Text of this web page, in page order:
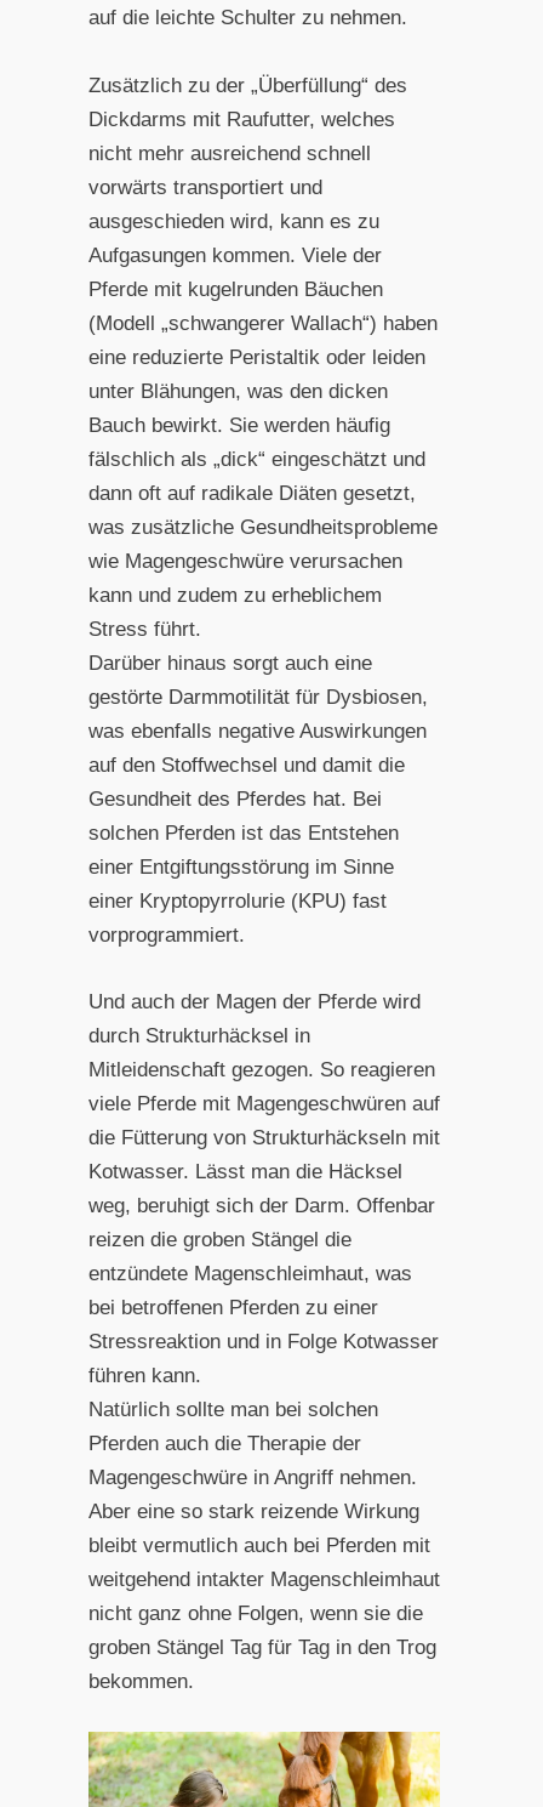
auf die leichte Schulter zu nehmen.
Zusätzlich zu der „Überfüllung“ des
Dickdarms mit Raufutter, welches
nicht mehr ausreichend schnell
vorwärts transportiert und
ausgeschieden wird, kann es zu
Aufgasungen kommen. Viele der
Pferde mit kugelrunden Bäuchen
(Modell „schwangerer Wallach“) haben
eine reduzierte Peristaltik oder leiden
unter Blähungen, was den dicken
Bauch bewirkt. Sie werden häufig
fälschlich als „dick“ eingeschätzt und
dann oft auf radikale Diäten gesetzt,
was zusätzliche Gesundheitsprobleme
wie Magengeschwüre verursachen
kann und zudem zu erheblichem
Stress führt.
Darüber hinaus sorgt auch eine
gestörte Darmmotilität für Dysbiosen,
was ebenfalls negative Auswirkungen
auf den Stoffwechsel und damit die
Gesundheit des Pferdes hat. Bei
solchen Pferden ist das Entstehen
einer Entgiftungsstörung im Sinne
einer Kryptopyrrolurie (KPU) fast
vorprogrammiert.
Und auch der Magen der Pferde wird
durch Strukturhäcksel in
Mitleidenschaft gezogen. So reagieren
viele Pferde mit Magengeschwüren auf
die Fütterung von Strukturhäckseln mit
Kotwasser. Lässt man die Häcksel
weg, beruhigt sich der Darm. Offenbar
reizen die groben Stängel die
entzündete Magenschleimhaut, was
bei betroffenen Pferden zu einer
Stressreaktion und in Folge Kotwasser
führen kann.
Natürlich sollte man bei solchen
Pferden auch die Therapie der
Magengeschwüre in Angriff nehmen.
Aber eine so stark reizende Wirkung
bleibt vermutlich auch bei Pferden mit
weitgehend intakter Magenschleimhaut
nicht ganz ohne Folgen, wenn sie die
groben Stängel Tag für Tag in den Trog
bekommen.